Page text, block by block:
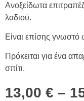
Ανοξείδωτα
λαδιού.
Είναι επίσης γνωστό
Πρόκειται για ένα
σπίτι.
13,00 € –